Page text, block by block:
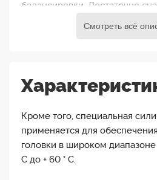
балансировки. Достаточно
контрбаланса. Наклонить
останется неподвижной, и
"идеальный контрбаланс"
обеспечивает стабильное
тогда, когда ручка
рук оператора.
Смотреть всё
Кроме того, специальная
применяется для
головки в широком
C до + 60 ° C.